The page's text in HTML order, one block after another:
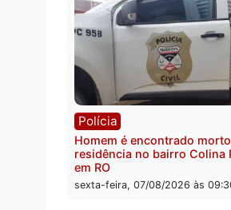
Polícia
Polícia Federal apreende
quilos de drogas e
motorista em RO
sexta-feira, 07/08/2026 às